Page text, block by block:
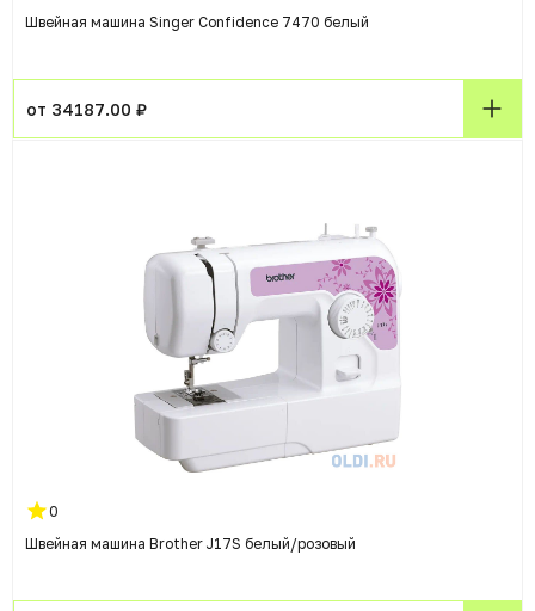
Швейная машина Singer Confidence 7470 белый
от 34187.00 ₽
0
Швейная машина Brother J17S белый/розовый